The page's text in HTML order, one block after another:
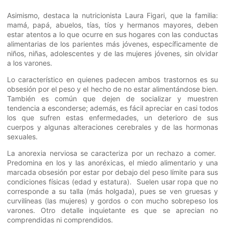
Asimismo, destaca la nutricionista Laura Figari, que la familia:
mamá, papá, abuelos, tías, tíos y hermanos mayores, deben
estar atentos a lo que ocurre en sus hogares con las conductas
alimentarias de los parientes más jóvenes, específicamente de
niños, niñas, adolescentes y de las mujeres jóvenes, sin olvidar
a los varones.
Lo característico en quienes padecen ambos trastornos es su
obsesión por el peso y el hecho de no estar alimentándose bien.
También es común que dejen de socializar y muestren
tendencia a esconderse; además, es fácil apreciar en casi todos
los que sufren estas enfermedades, un deterioro de sus
cuerpos y algunas alteraciones cerebrales y de las hormonas
sexuales.
La anorexia nerviosa se caracteriza por un rechazo a comer.
Predomina en los y las anoréxicas, el miedo alimentario y una
marcada obsesión por estar por debajo del peso límite para sus
condiciones físicas (edad y estatura). Suelen usar ropa que no
corresponde a su talla (más holgada), pues se ven gruesas y
curvilíneas (las mujeres) y gordos o con mucho sobrepeso los
varones. Otro detalle inquietante es que se aprecian no
comprendidas ni comprendidos.